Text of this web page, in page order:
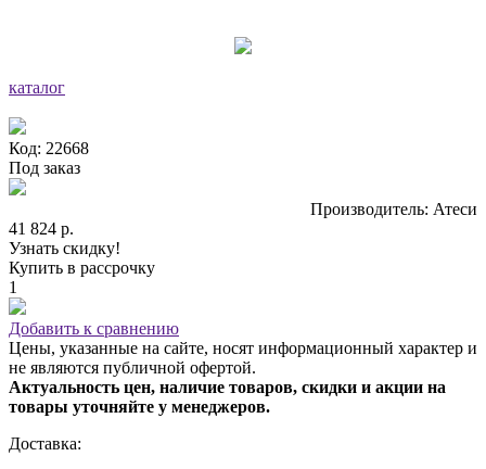
каталог
Код: 22668
Под заказ
Производитель: Атеси
41 824 р.
Узнать скидку!
Купить в рассрочку
1
Добавить к сравнению
Цены, указанные на сайте, носят информационный характер и
не являются публичной офертой.
Актуальность цен, наличие товаров, скидки и акции на
товары уточняйте у менеджеров.
Доставка: